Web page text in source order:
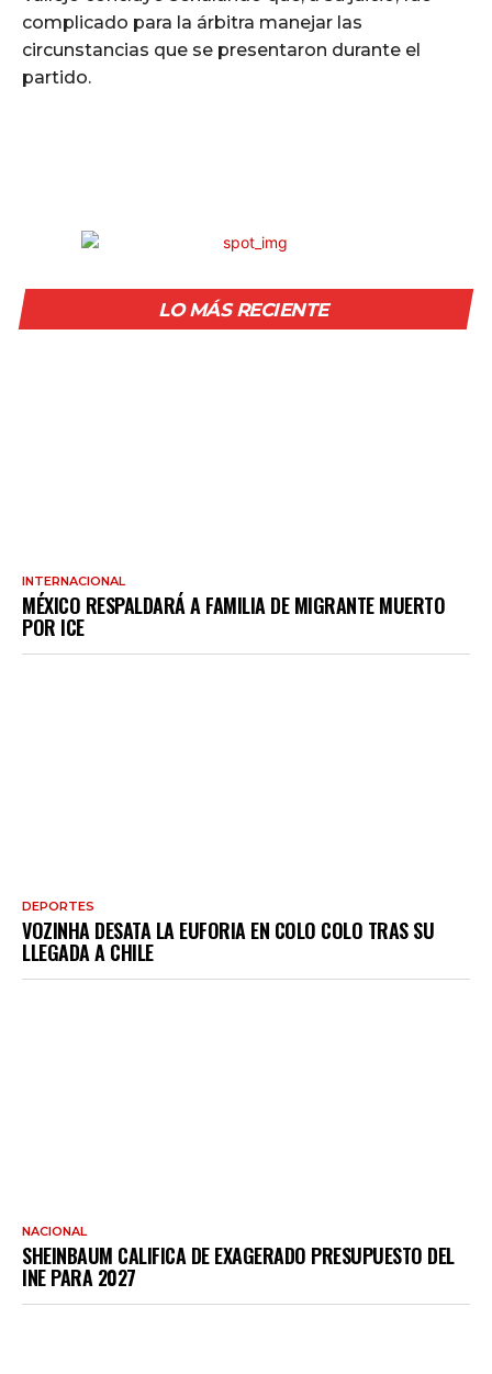
complicado para la árbitra manejar las
circunstancias que se presentaron durante el
partido.
LO MÁS RECIENTE
INTERNACIONAL
MÉXICO RESPALDARÁ A FAMILIA DE MIGRANTE MUERTO
POR ICE
DEPORTES
VOZINHA DESATA LA EUFORIA EN COLO COLO TRAS SU
LLEGADA A CHILE
NACIONAL
SHEINBAUM CALIFICA DE EXAGERADO PRESUPUESTO DEL
INE PARA 2027